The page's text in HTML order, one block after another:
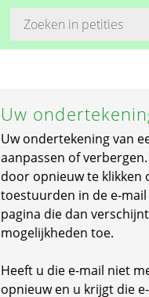
Uw
Uw ondertekening van
aanpassen of
door opnieuw te klikken
toestuurden in de e-
pagina die dan
mogelijkheden toe.
Heeft u die e-mail niet
opnieuw en u krijgt die